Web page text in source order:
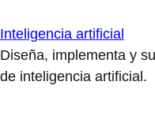
Inteligencia artificial
Diseña, implementa y
de inteligencia artificial.